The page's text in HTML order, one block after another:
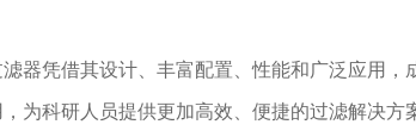
凭借其设计、丰富配置、性能和广泛应用，
为科研人员提供更加高效、便捷的过滤解决方